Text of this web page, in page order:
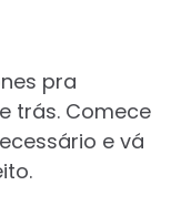
pra
trás. Comece
e vá